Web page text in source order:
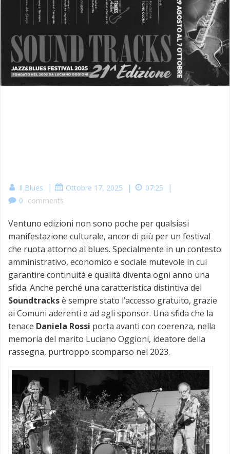
Il Blues | Ottobre 17, 2025 | 07:25 |
0 comments
Ventuno edizioni non sono poche per qualsiasi
manifestazione culturale, ancor di più per un festival
che ruota attorno al blues. Specialmente in un contesto
amministrativo, economico e sociale mutevole in cui
garantire continuità e qualità diventa ogni anno una
sfida. Anche perché una caratteristica distintiva del
Soundtracksè sempre stato l’accesso gratuito, grazie
ai Comuni aderenti e ad agli sponsor. Una sfida che la
tenace Daniela Rossi porta avanti con coerenza, nella
memoria del marito Luciano Oggioni, ideatore della
rassegna, purtroppo scomparso nel 2023.